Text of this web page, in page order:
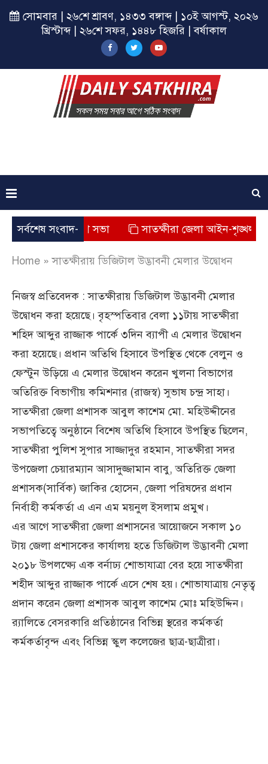
সোমবার | ২৬শে শ্রাবণ, ১৪৩৩ বঙ্গাব্দ | ১০ই আগস্ট, ২০২৬
খ্রিস্টাব্দ | ২৬শে সফর, ১৪৪৮ হিজরি | বর্ষাকাল
সর্বশেষ সংবাদ-
সমাপনী সভা সাতক্ষীরা জেলা আইন-শৃঙ্খলা
Home »সাতক্ষীরায় ডিজিটাল উদ্ভাবনী মেলার উদ্বোধন
নিজস্ব প্রতিবেদক : সাতক্ষীরায় ডিজিটাল উদ্ভাবনী মেলার
উদ্বোধন করা হয়েছে। বৃহস্পতিবার বেলা ১১টায় সাতক্ষীরা
শহিদ আব্দুর রাজ্জাক পার্কে ৩দিন ব্যাপী এ মেলার উদ্বোধন
করা হয়েছে। প্রধান অতিথি হিসাবে উপস্থিত থেকে বেলুন ও
ফেস্টুন উড়িয়ে এ মেলার উদ্বোধন করেন খুলনা বিভাগের
অতিরিক্ত বিভাগীয় কমিশনার (রাজস্ব) সুভাষ চন্দ্র সাহা।
সাতক্ষীরা জেলা প্রশাসক আবুল কাশেম মো. মহিউদ্দীনের
সভাপতিত্বে অনুষ্ঠানে বিশেষ অতিথি হিসাবে উপস্থিত ছিলেন,
সাতক্ষীরা পুলিশ সুপার সাজ্জাদুর রহমান, সাতক্ষীরা সদর
উপজেলা চেয়ারম্যান আসাদুজ্জামান বাবু, অতিরিক্ত জেলা
প্রশাসক(সার্বিক) জাকির হোসেন, জেলা পরিষদের প্রধান
নির্বাহী কর্মকর্তা এ এন এম ময়নুল ইসলাম প্রমুখ।
এর আগে সাতক্ষীরা জেলা প্রশাসনের আয়োজনে সকাল ১০
টায় জেলা প্রশাসকের কার্যালয় হতে ডিজিটাল উদ্ভাবনী মেলা
২০১৮ উপলক্ষ্যে এক বর্নাঢ্য শোভাযাত্রা বের হয়ে সাতক্ষীরা
শহীদ আব্দুর রাজ্জাক পার্কে এসে শেষ হয়। শোভাযাত্রায় নেতৃত্ব
প্রদান করেন জেলা প্রশাসক আবুল কাশেম মোঃ মহিউদ্দিন।
র‌্যালিতে বেসরকারি প্রতিষ্ঠানের বিভিন্ন স্থরের কর্মকর্তা
কর্মকর্তাবৃন্দ এবং বিভিন্ন স্কুল কলেজের ছাত্র-ছাত্রীরা।